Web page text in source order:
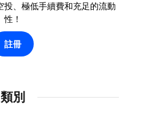
、極低手續費和充足的流動
性！
註冊
類別